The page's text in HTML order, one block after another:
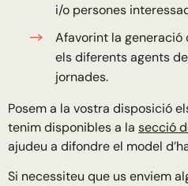
i/o persones
Afavorint la generació
els diferents agents
jornades.
Posem a la vostra disposició
tenim disponibles a la secció
ajudeu a difondre el model
Si necessiteu que us enviem